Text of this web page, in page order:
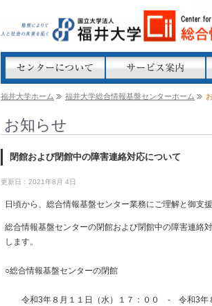
福井大学ホーム 福井大学総合情報基盤センターホーム
お知らせ
閉館および閉館中の障害連絡対応について
更新日：2021年8月 4日
日頃から、総合情報基盤センター業務にご理解と御支
総合情報基盤センターの閉館および閉館中の障害連絡
します。
○総合情報基盤センターの閉館
令和3年８月１１日（水）１７：００ - 令和3年８